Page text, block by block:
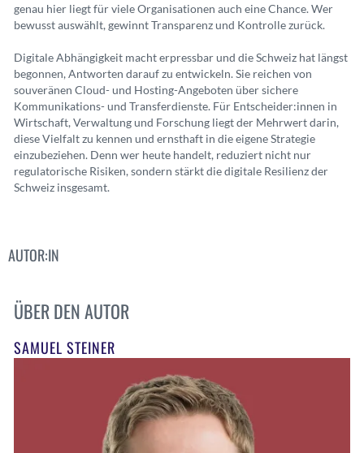
genau hier liegt für viele Organisationen auch eine Chance. Wer
bewusst auswählt, gewinnt Transparenz und Kontrolle zurück.
Digitale Abhängigkeit macht erpressbar und die Schweiz hat längst
begonnen, Antworten darauf zu entwickeln. Sie reichen von
souveränen Cloud- und Hosting-Angeboten über sichere
Kommunikations- und Transferdienste. Für Entscheider:innen in
Wirtschaft, Verwaltung und Forschung liegt der Mehrwert darin,
diese Vielfalt zu kennen und ernsthaft in die eigene Strategie
einzubeziehen. Denn wer heute handelt, reduziert nicht nur
regulatorische Risiken, sondern stärkt die digitale Resilienz der
Schweiz insgesamt.
AUTOR:IN
ÜBER DEN AUTOR
SAMUEL STEINER